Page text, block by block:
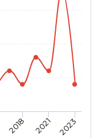
2018 2021 2023